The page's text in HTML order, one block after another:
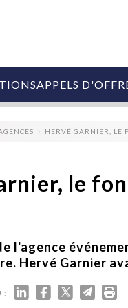
APPELS
HERVÉ GARNIER, LE
le
l'agence
Hervé Garnier
: